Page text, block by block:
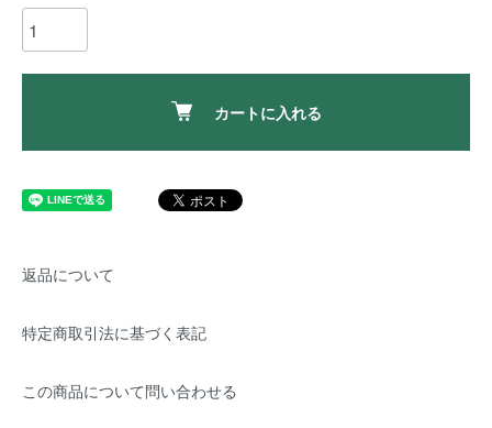
カートに入れる
返品について
特定商取引法に基づく表記
この商品について問い合わせる